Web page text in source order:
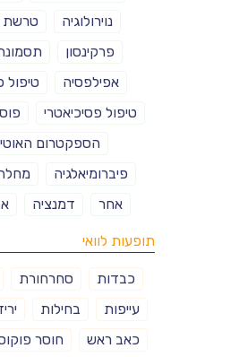
נוירולוגיה
טרשת
פרקינסון
אפילפסיה
טיפול
טיפול פסיכיאטרי
הספקטרום
פיברומיאלגיה
אחר
דמנציה
תופעות לוואי
כבדות סחרחורת
עייפות
בחילות
כאב ראש
חוסר